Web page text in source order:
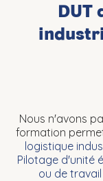
DUT
Nous n'avons
formation
logistique
Pilotage d'unité
ou de